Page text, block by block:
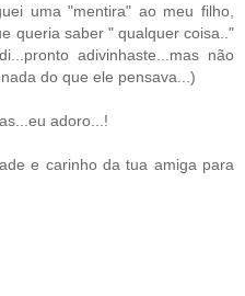
uma "mentira" ao meu filho,
queria saber " qualquer coisa.."
adivinhaste...mas não
do que ele pensava...)
adoro...!
e carinho da tua amiga para